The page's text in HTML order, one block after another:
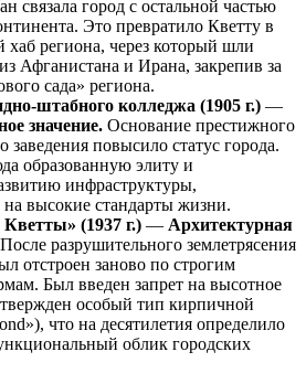
связала город с остальной частью
Это превратило Кветту в
хаб региона, через который шли
Афганистана и Ирана, закрепив за
сада» региона.
штабного колледжа (1905 г.) —
значение. Основание престижного
заведения повысило статус города.
образованную элиту и
инфраструктуры,
высокие стандарты жизни.
(1937 г.) — Архитектурная
После разрушительного землетрясения
отстроен заново по строгим
Был введен запрет на высотное
особый тип кирпичной
что на десятилетия определило
облик городских